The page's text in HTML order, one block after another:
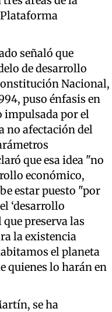
señaló que
de desarrollo
Nacional,
puso énfasis en
impulsada por el
no afectación del
que esa idea "no
económico,
estar puesto "por
‘desarrollo
que preserva las
la existencia
el planeta
quienes lo harán en
se ha